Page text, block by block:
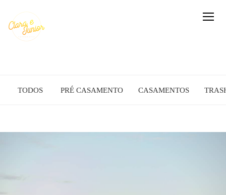
TODOS PRÉ CASAMENTO CASAMENTOS